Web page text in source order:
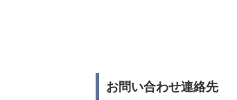
お問い合わせ連絡先